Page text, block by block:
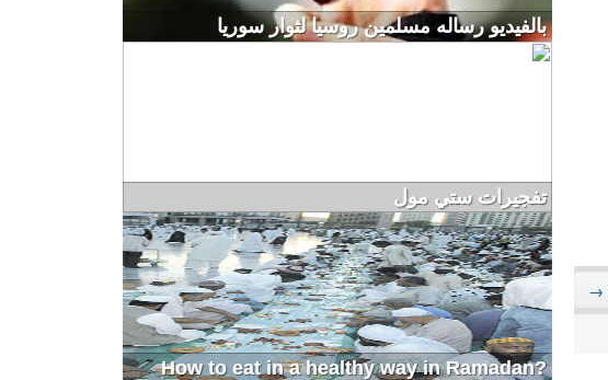
بالفيديو رساله مسلمين روسيا لثوار سوريا
تفجيرات ستي مول
?How to eat in a healthy way in Ramadan